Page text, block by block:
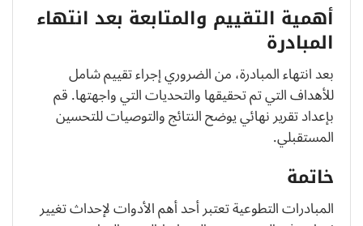
أهمية التقييم والمتابعة بعد انتهاء
المبادرة
بعد انتهاء المبادرة، من الضروري إجراء تقييم شامل
للأهداف التي تم تحقيقها والتحديات التي واجهتها. قم
بإعداد تقرير نهائي يوضح النتائج والتوصيات للتحسين
المستقبلي.
خاتمة
المبادرات التطوعية تعتبر أحد أهم الأدوات لإحداث تغيير